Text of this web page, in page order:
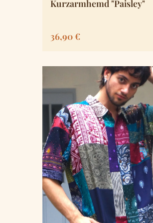
Kurzarmhemd "Paisley"
Regulärer Preis:
36,90 €